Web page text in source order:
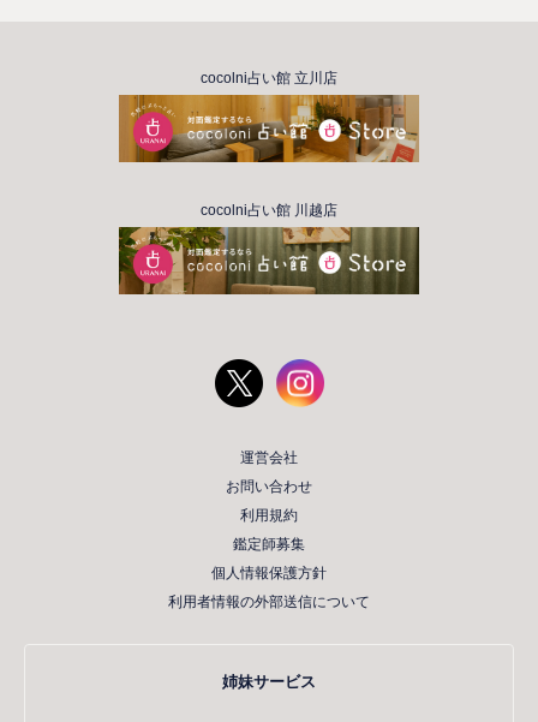
cocolni占い館 立川店
cocolni占い館 川越店
運営会社
お問い合わせ
利用規約
鑑定師募集
個人情報保護方針
利用者情報の外部送信について
姉妹サービス